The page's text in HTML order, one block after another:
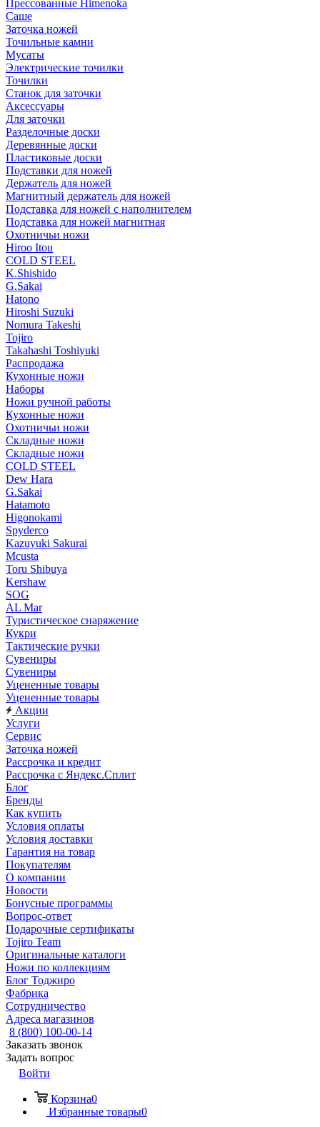
Прессованные Himenoka
Саше
Заточка ножей
Точильные камни
Мусаты
Электрические точилки
Точилки
Станок для заточки
Аксессуары
Для заточки
Разделочные доски
Деревянные доски
Пластиковые доски
Подставки для ножей
Держатель для ножей
Магнитный держатель для ножей
Подставка для ножей с наполнителем
Подставка для ножей магнитная
Охотничьи ножи
Hiroo Itou
COLD STEEL
K.Shishido
G.Sakai
Hatono
Hiroshi Suzuki
Nomura Takeshi
Tojiro
Takahashi Toshiyuki
Распродажа
Кухонные ножи
Наборы
Ножи ручной работы
Кухонные ножи
Охотничьи ножи
Складные ножи
Складные ножи
COLD STEEL
Dew Hara
G.Sakai
Hatamoto
Higonokami
Spyderco
Kazuyuki Sakurai
Mcusta
Toru Shibuya
Kershaw
SOG
AL Mar
Туристическое снаряжение
Кукри
Тактические ручки
Сувениры
Сувениры
Уцененные товары
Уцененные товары
Акции
Услуги
Сервис
Заточка ножей
Рассрочка и кредит
Рассрочка с Яндекс.Сплит
Блог
Бренды
Как купить
Условия оплаты
Условия доставки
Гарантия на товар
Покупателям
О компании
Новости
Бонусные программы
Вопрос-ответ
Подарочные сертификаты
Tojiro Team
Оригинальные каталоги
Ножи по коллекциям
Блог Тоджиро
Фабрика
Сотрудничество
Адреса магазинов
8 (800) 100-00-14
Заказать звонок
Задать вопрос
Войти
Корзина0
Избранные товары0